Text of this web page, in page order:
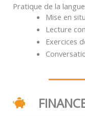
Pratique de la langue
Mise en
Lecture
Exercices